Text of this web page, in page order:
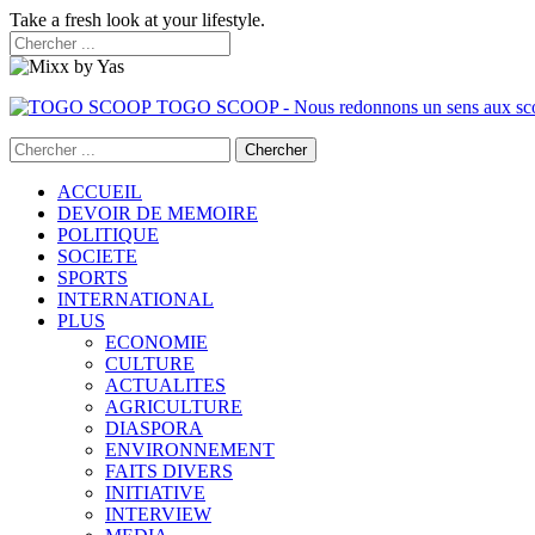
Take a fresh look at your lifestyle.
TOGO SCOOP - Nous redonnons un sens aux
ACCUEIL
DEVOIR DE MEMOIRE
POLITIQUE
SOCIETE
SPORTS
INTERNATIONAL
PLUS
ECONOMIE
CULTURE
ACTUALITES
AGRICULTURE
DIASPORA
ENVIRONNEMENT
FAITS DIVERS
INITIATIVE
INTERVIEW